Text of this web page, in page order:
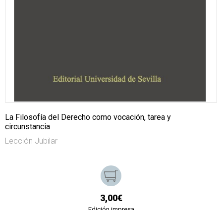
La Filosofía del Derecho como vocación, tarea y
circunstancia
Lección Jubilar
3,00€